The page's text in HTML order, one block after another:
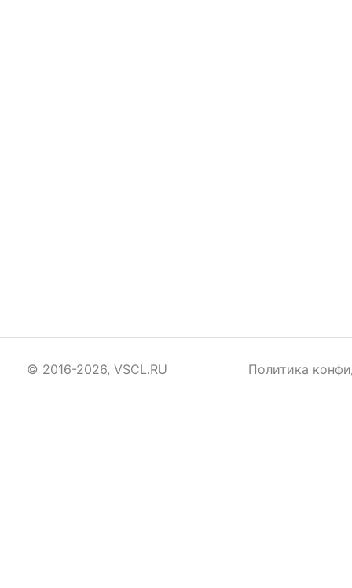
© 2016-2026, VSCL.RU Политика